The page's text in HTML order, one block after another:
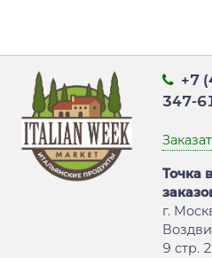
+7
347-
Точка
г.
9 стр. 2